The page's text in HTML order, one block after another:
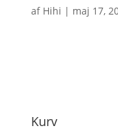
af Hihi | maj 17,
Kurv